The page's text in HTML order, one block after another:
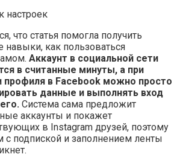
что статья помогла получить
навыки, как пользоваться
Аккаунт в социальной сети
в считанные минуты, а при
профиля в Facebook можно просто
данные и выполнять вход
Система сама предложит
аккаунты и покажет
в Instagram друзей, поэтому
с подпиской и заполнением ленты